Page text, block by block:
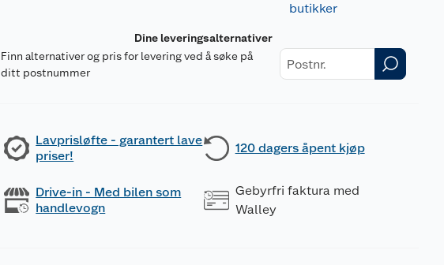
butikker
Dine leveringsalternativer
Finn alternativer og pris for levering ved å søke på
ditt postnummer
Lavprisløfte - garantert lave
priser!
120 dagers åpent kjøp
Drive-in - Med bilen som
handlevogn
Gebyrfri faktura med
Walley